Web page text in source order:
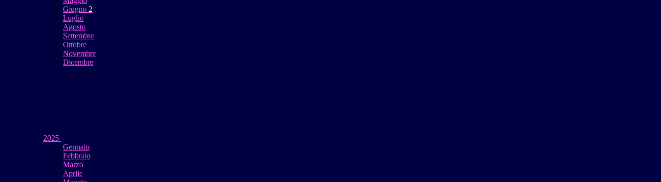
Giugno 2
Luglio
Agosto
Settembre
Ottobre
Novembre
Dicembre
2025
Gennaio
Febbraio
Marzo
Aprile